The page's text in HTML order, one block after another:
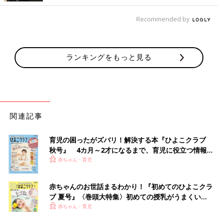
Recommended by
ランキングをもっと見る
関連記事
育児の困ったがズバリ！解決する本『ひよこクラブ
秋号』 4カ月～2才になるまで、育児に役立つ情報が
いっぱい！
赤ちゃん・育児
赤ちゃんのお世話まるわかり！『初めてのひよこクラ
ブ 夏号』〈巻頭大特集〉初めての授乳がうまくい
く！ おっぱい・ミルクの基本と夏のトラブル 解決テ
赤ちゃん・育児